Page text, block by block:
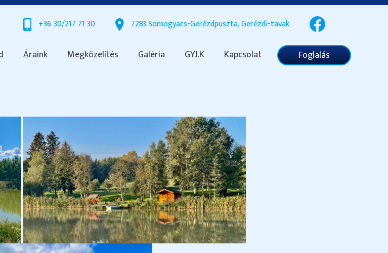
+36 30/217 71 30 7283 Somogyacs-Gerézdpuszta, Gerézdi-tavak
Áraink Megközelítés Galéria GY.I.K Kapcsolat Foglalás